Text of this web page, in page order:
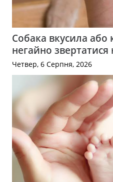
Собака вкусила або
негайно
Четвер, 6 Серпня, 2026